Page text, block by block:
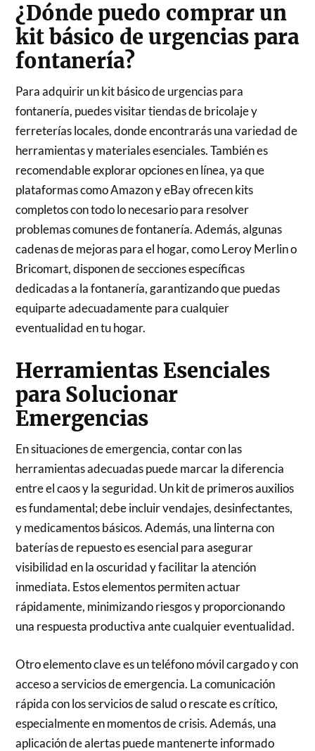
¿Dónde puedo comprar un
kit básico de urgencias para
fontanería?
Para adquirir un kit básico de urgencias para
fontanería, puedes visitar tiendas de bricolaje y
ferreterías locales, donde encontrarás una variedad de
herramientas y materiales esenciales. También es
recomendable explorar opciones en línea, ya que
plataformas como Amazon y eBay ofrecen kits
completos con todo lo necesario para resolver
problemas comunes de fontanería. Además, algunas
cadenas de mejoras para el hogar, como Leroy Merlin o
Bricomart, disponen de secciones específicas
dedicadas a la fontanería, garantizando que puedas
equiparte adecuadamente para cualquier
eventualidad en tu hogar.
Herramientas Esenciales
para Solucionar
Emergencias
En situaciones de emergencia, contar con las
herramientas adecuadas puede marcar la diferencia
entre el caos y la seguridad. Un kit de primeros auxilios
es fundamental; debe incluir vendajes, desinfectantes,
y medicamentos básicos. Además, una linterna con
baterías de repuesto es esencial para asegurar
visibilidad en la oscuridad y facilitar la atención
inmediata. Estos elementos permiten actuar
rápidamente, minimizando riesgos y proporcionando
una respuesta productiva ante cualquier eventualidad.
Otro elemento clave es un teléfono móvil cargado y con
acceso a servicios de emergencia. La comunicación
rápida con los servicios de salud o rescate es crítico,
especialmente en momentos de crisis. Además, una
aplicación de alertas puede mantenerte informado